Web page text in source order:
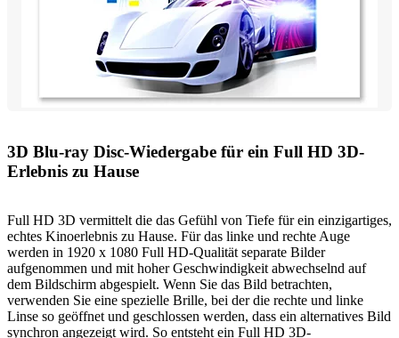
3D Blu-ray Disc-Wiedergabe für ein Full HD 3D-
Erlebnis zu Hause
Full HD 3D vermittelt die das Gefühl von Tiefe für ein einzigartiges,
echtes Kinoerlebnis zu Hause. Für das linke und rechte Auge
werden in 1920 x 1080 Full HD-Qualität separate Bilder
aufgenommen und mit hoher Geschwindigkeit abwechselnd auf
dem Bildschirm abgespielt. Wenn Sie das Bild betrachten,
verwenden Sie eine spezielle Brille, bei der die rechte und linke
Linse so geöffnet und geschlossen werden, dass ein alternatives Bild
synchron angezeigt wird. So entsteht ein Full HD 3D-